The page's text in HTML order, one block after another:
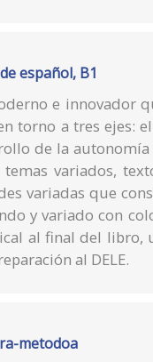
español, B1
e innovador
torno a tres ejes:
de la
variados,
variadas que
y variado con
al final del libro,
al DELE.
metodoa